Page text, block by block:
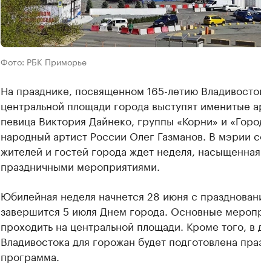
Фото: РБК Приморье
На празднике, посвященном 165-летию
центральной площади города выступят именитые
певица Виктория Дайнеко, группы «Корни» и
народный артист России Олег Газманов. В мэрии
жителей и гостей города ждет неделя,
праздничными мероприятиями.
Юбилейная неделя начнется 28 июня с
завершится 5 июля Днем города. Основные
проходить на центральной площади. Кроме того, в
Владивостока для горожан будет подготовлена
программа.